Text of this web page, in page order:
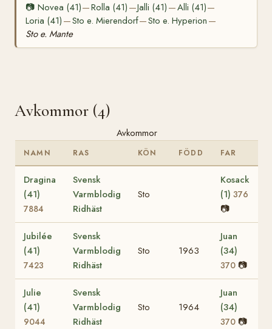
📷 Novea (41)—Rolla (41) —Jalli (41) —Alli (41)—
Loria (41) —Sto e. Mierendorf—Sto e. Hyperion —
Sto e. Mante
Avkommor (4)
Avkommor
NAMN RAS KÖN FÖDD FAR
Dragina
(41)
7884
Svensk
Varmblodig
Ridhäst
Sto
Kosack
(1) 376
📷
Jubilée
(41)
7423
Svensk
Varmblodig
Ridhäst
Sto 1963
Juan
(34)
370 📷
Julie
(41)
9044
Svensk
Varmblodig
Ridhäst
Sto 1964
Juan
(34)
370 📷